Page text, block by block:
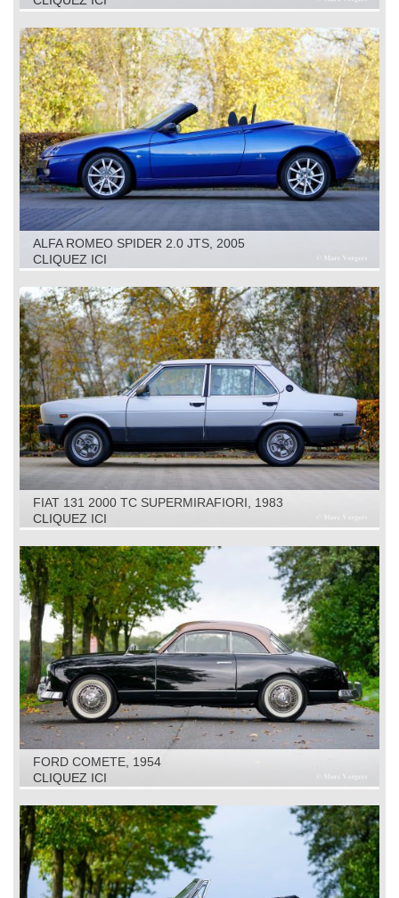
ALFA ROMEO SPIDER 2.0 JTS, 2005
CLIQUEZ ICI
FIAT 131 2000 TC SUPERMIRAFIORI, 1983
CLIQUEZ ICI
FORD COMETE, 1954
CLIQUEZ ICI